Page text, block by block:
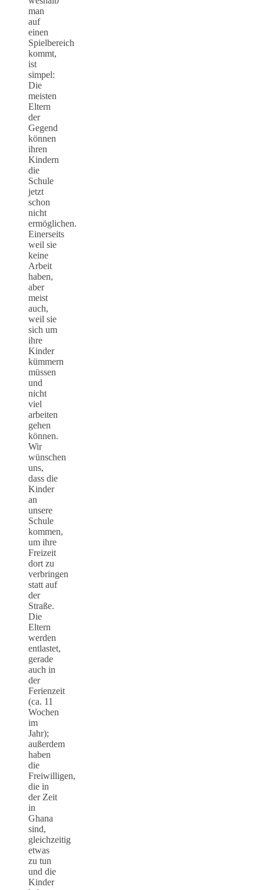
man
auf
einen
Spielbereich
kommt,
ist
simpel:
Die
meisten
Eltern
der
Gegend
können
ihren
Kindern
die
Schule
jetzt
schon
nicht
ermöglichen.
Einerseits
weil sie
keine
Arbeit
haben,
aber
meist
auch,
weil sie
sich um
ihre
Kinder
kümmern
müssen
und
nicht
viel
arbeiten
gehen
können.
Wir
wünschen
uns,
dass die
Kinder
an
unsere
Schule
kommen,
um ihre
Freizeit
dort zu
verbringen
statt auf
der
Straße.
Die
Eltern
werden
entlastet,
gerade
auch in
der
Ferienzeit
(ca. 11
Wochen
im
Jahr);
außerdem
haben
die
Freiwilligen,
die in
der Zeit
in
Ghana
sind,
gleichzeitig
etwas
zu tun
und die
Kinder